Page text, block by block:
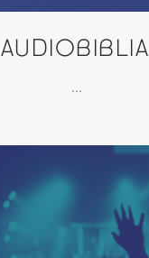
AUDIOBIBLIA
...